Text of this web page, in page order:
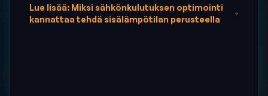
Lue lisää: Miksi sähkönkulutuksen optimointi
kannattaa tehdä sisälämpötilan perusteella